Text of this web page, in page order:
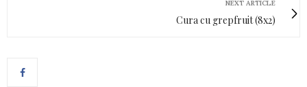
NEXT ARTICLE
Cura cu grepfruit (8x2)